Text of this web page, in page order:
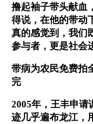
撸起袖子带头献血
得说，在他的带动
真的感觉到，我们
参与者，更是社会
带病为农民免费拍
完
2005年，王丰申请
迹几乎遍布龙江，